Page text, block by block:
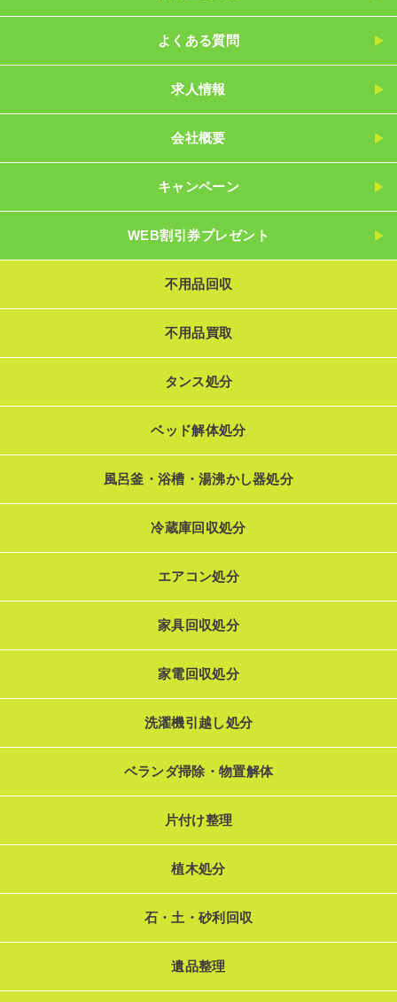
よくある質問
求人情報
会社概要
キャンペーン
WEB割引券プレゼント
不用品回収
不用品買取
タンス処分
ベッド解体処分
風呂釜・浴槽・湯沸かし器処分
冷蔵庫回収処分
エアコン処分
家具回収処分
家電回収処分
洗濯機引越し処分
ベランダ掃除・物置解体
片付け整理
植木処分
石・土・砂利回収
遺品整理